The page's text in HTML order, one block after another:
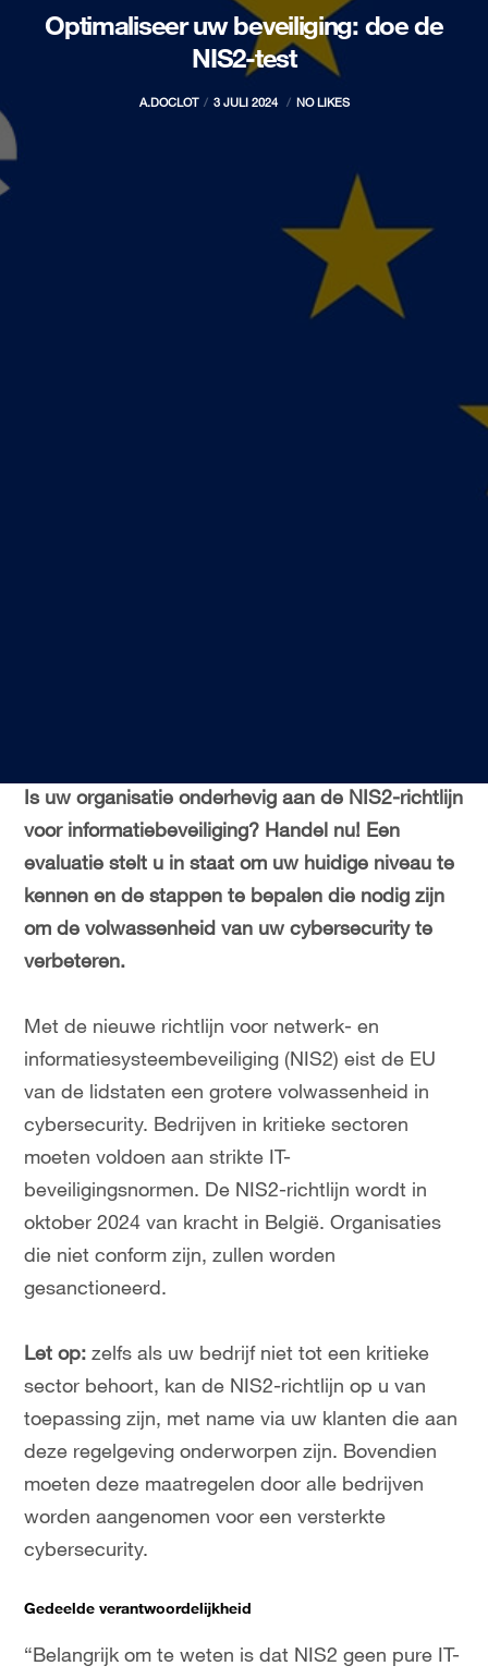
Optimaliseer uw beveiliging: doe de
NIS2-test
A.DOCLOT 3 JULI 2024 NO LIKES
Is uw organisatie onderhevig aan de NIS2-richtlijn
voor informatiebeveiliging? Handel nu! Een
evaluatie stelt u in staat om uw huidige niveau te
kennen en de stappen te bepalen die nodig zijn
om de volwassenheid van uw cybersecurity te
verbeteren.
Met de nieuwe richtlijn voor netwerk- en
informatiesysteembeveiliging (NIS2) eist de EU
van de lidstaten een grotere volwassenheid in
cybersecurity. Bedrijven in kritieke sectoren
moeten voldoen aan strikte IT-
beveiligingsnormen. De NIS2-richtlijn wordt in
oktober 2024 van kracht in België. Organisaties
die niet conform zijn, zullen worden
gesanctioneerd.
Let op: zelfs als uw bedrijf niet tot een kritieke
sector behoort, kan de NIS2-richtlijn op u van
toepassing zijn, met name via uw klanten die aan
deze regelgeving onderworpen zijn. Bovendien
moeten deze maatregelen door alle bedrijven
worden aangenomen voor een versterkte
cybersecurity.
Gedeelde verantwoordelijkheid
“Belangrijk om te weten is dat NIS2 geen pure IT-